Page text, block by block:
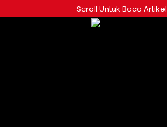
ke
Scroll Untuk Baca Artikel